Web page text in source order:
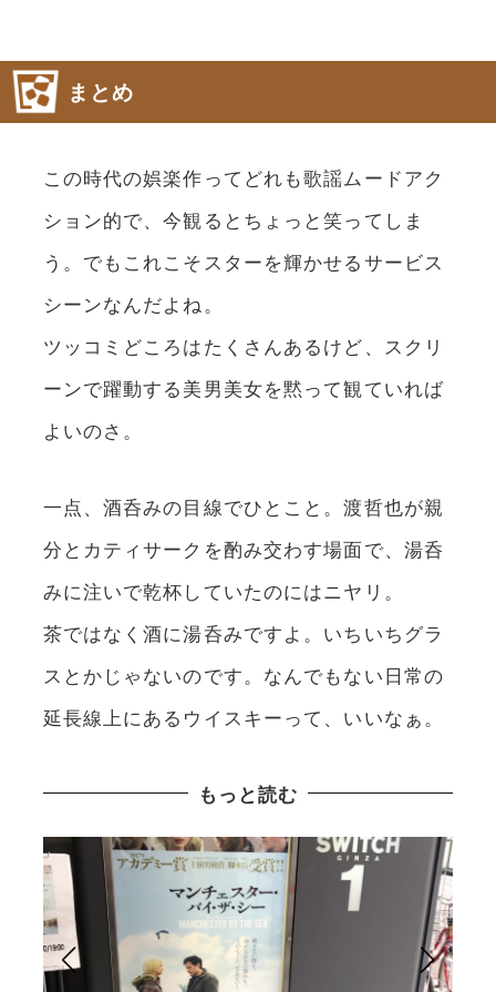
まとめ
この時代の娯楽作ってどれも歌謡ムードアク
ション的で、今観るとちょっと笑ってしま
う。でもこれこそスターを輝かせるサービス
シーンなんだよね。
ツッコミどころはたくさんあるけど、スクリ
ーンで躍動する美男美女を黙って観ていれば
よいのさ。
一点、酒呑みの目線でひとこと。渡哲也が親
分とカティサークを酌み交わす場面で、湯呑
みに注いで乾杯していたのにはニヤリ。
茶ではなく酒に湯呑みですよ。いちいちグラ
スとかじゃないのです。なんでもない日常の
延長線上にあるウイスキーって、いいなぁ。
もっと読む